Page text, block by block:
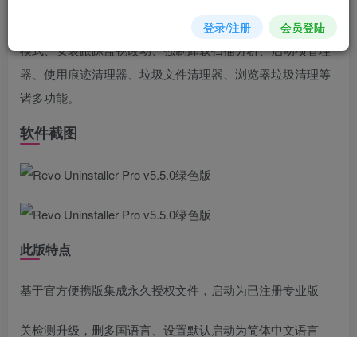
Revo Uninstaller Pro，国外优秀的软件卸载工具，具有猎人
模式、安装跟踪监视改动、强制卸载扫描分析、启动项管理
器、使用痕迹清理器、垃圾文件清理器、浏览器垃圾清理等
诸多功能。
软件截图
此版特点
基于官方便携版集成永久授权文件，启动为已注册专业版
关检测升级，删多国语言、设置默认启动为简体中文语言
登录/注册 会员登陆